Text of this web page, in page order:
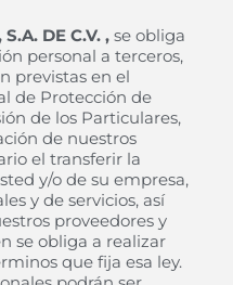
DE C.V. ,se obliga
personal a terceros,
previstas en el
de Protección de
de los Particulares,
de nuestros
el transferir la
y/o de su empresa,
y de servicios, así
proveedores y
se obliga a realizar
que fija esa ley.